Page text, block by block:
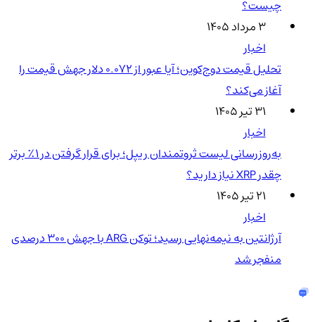
چیست؟
۳ مرداد ۱۴۰۵
اخبار
تحلیل قیمت دوج‌کوین؛ آیا عبور از ۰.۰۷۲ دلار جهش قیمت را
آغاز می‌کند؟
۳۱ تیر ۱۴۰۵
اخبار
به‌روزرسانی لیست ثروتمندان ریپل؛ برای قرار گرفتن در ۱٪ برتر
چقدر XRP نیاز دارید؟
۲۱ تیر ۱۴۰۵
اخبار
آرژانتین به نیمه‌نهایی رسید؛ توکن ARG با جهش ۳۰۰ درصدی
منفجر شد